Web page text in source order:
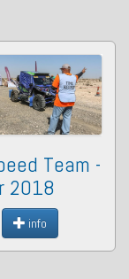
Team -
2018
info